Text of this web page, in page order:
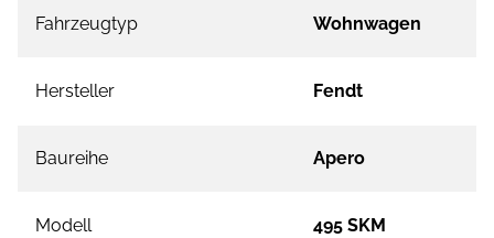
Fahrzeugtyp Wohnwagen
Hersteller Fendt
Baureihe Apero
Modell 495 SKM